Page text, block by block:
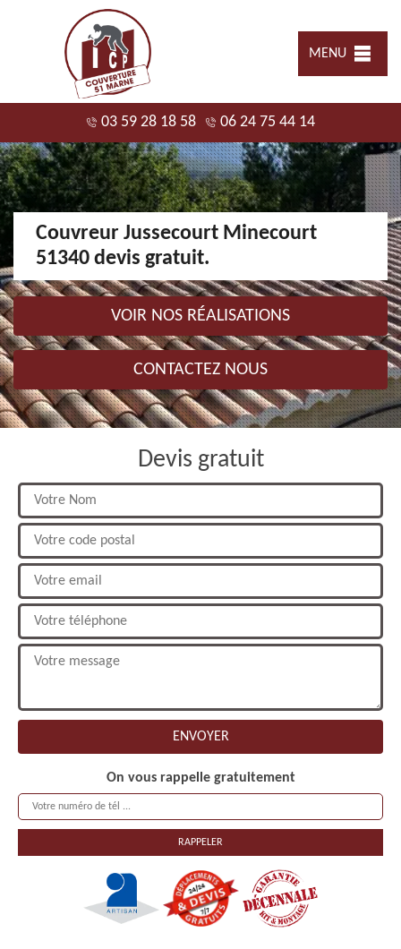
MENU
03 59 28 18 58 06 24 75 44 14
Couvreur Jussecourt Minecourt
51340 devis gratuit.
VOIR NOS RÉALISATIONS
CONTACTEZ NOUS
Devis gratuit
On vous rappelle gratuitement